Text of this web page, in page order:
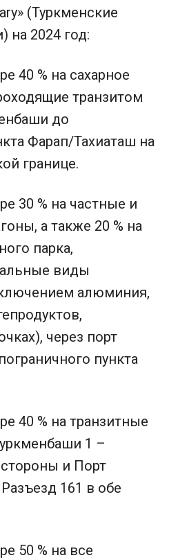
(Туркменские
на 2024 год:
40 % на сахарное
транзитом
до
Фарап/Тахиаташ на
границе.
30 % на частные и
а также 20 % на
парка,
виды
алюминия,
через порт
пункта
40 % на транзитные
1 –
и Порт
161 в обе
50 % на все